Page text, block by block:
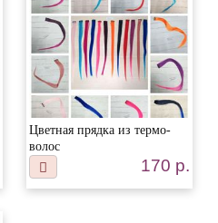
Цветная прядка из термо-
волос
170 р.